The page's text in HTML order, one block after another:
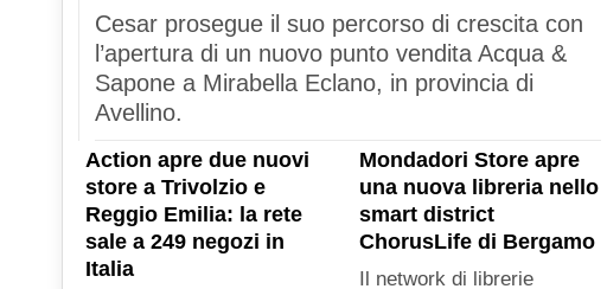
Cesar prosegue il suo percorso di crescita con
l’apertura di un nuovo punto vendita Acqua &
Sapone a Mirabella Eclano, in provincia di
Avellino.
Action apre due nuovi
store a Trivolzio e
Reggio Emilia: la rete
sale a 249 negozi in
Italia
Mondadori Store apre
una nuova libreria nello
smart district
ChorusLife di Bergamo
Il network di librerie